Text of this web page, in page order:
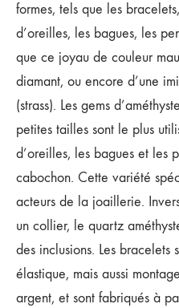
formes, tels que les
d’oreilles, les bagues, les
que ce joyau de couleur
diamant, ou encore d’une
(strass). Les gems
petites tailles sont le plus
d’oreilles, les bagues et les
cabochon. Cette variété
acteurs de la joaillerie.
un collier, le quartz
des inclusions. Les bracelets
élastique, mais aussi
argent, et sont fabriqués à